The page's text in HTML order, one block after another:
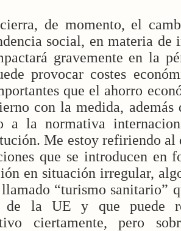
de momento, el
social, en materia
gravemente en la
provocar costes
que el ahorro
con la medida, además
a la normativa
Me estoy refiriendo al
que se introducen en
en situación irregular,
“turismo sanitario”
de la UE y que puede
ciertamente, pero